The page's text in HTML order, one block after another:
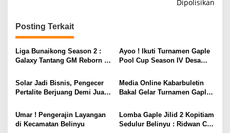
i
g
a
s
i
p
s
Dipolisikan
Posting Terkait
Liga Bunaikong Season 2 :
Galaxy Tantang GM Reborn di
Ayoo ! Ikuti Turnamen Gaple
Pool Cup Season IV Desa
Solar Jadi Bisnis, Pengecer
Pertalite Berjuang Demi Jual
BBM Jadi Picu Antrean
Panjang
Media Online Kabarbuletin
Bakal Gelar Turnamen Gaple
Sampai Peringkat 8 Besar
Lho !
Umar ! Pengerajin Layangan
di Kecamatan Belinyu
Lomba Gaple Jilid 2 Kopitiam
Sedulur Belinyu : Ridwan Cs